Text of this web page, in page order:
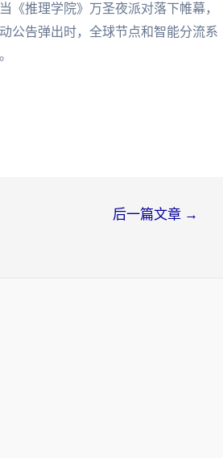
《推理学院》万圣夜派对落下帷幕，
公告弹出时，全球节点和智能分流系
后一篇文章 →